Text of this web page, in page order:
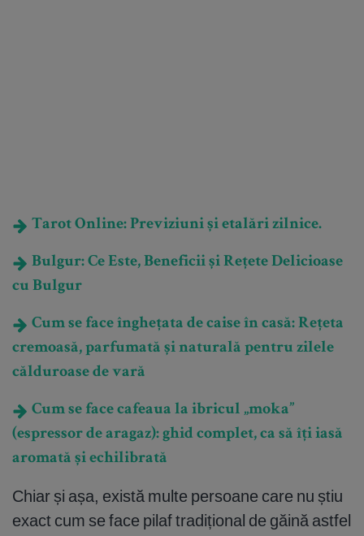
Tarot Online: Previziuni și etalări zilnice.
Bulgur: Ce Este, Beneficii și Rețete Delicioase
cu Bulgur
Cum se face înghețata de caise în casă: Rețeta
cremoasă, parfumată și naturală pentru zilele
călduroase de vară
Cum se face cafeaua la ibricul „moka”
(espressor de aragaz): ghid complet, ca să îți iasă
aromată și echilibrată
Chiar și așa, există multe persoane care nu știu
exact cum se face pilaf tradițional de găină astfel